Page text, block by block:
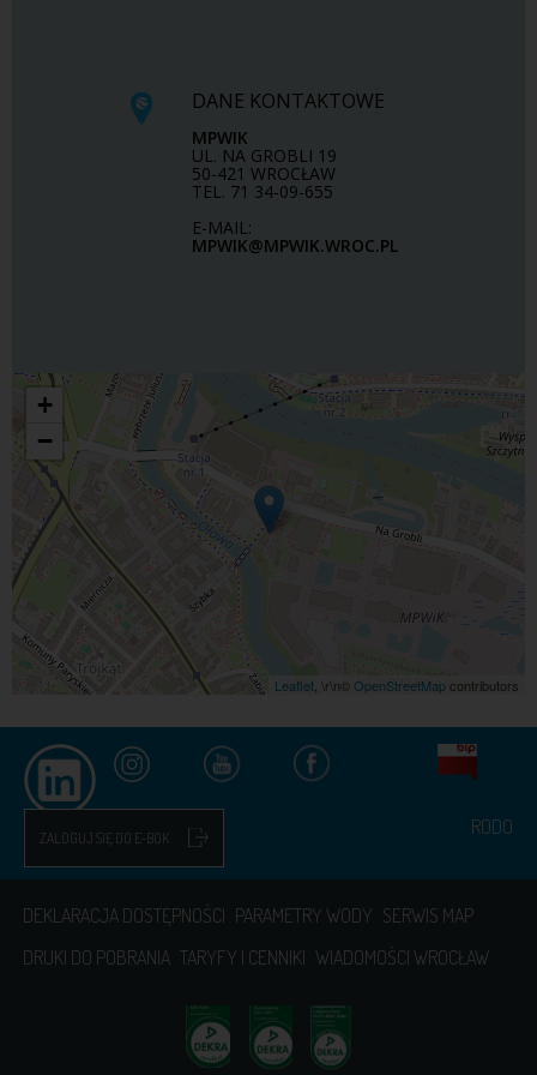
DANE KONTAKTOWE
MPWIK
UL. NA GROBLI 19
50-421 WROCŁAW
TEL. 71 34-09-655
E-MAIL:
MPWIK@MPWIK.WROC.PL
+
−
Leaflet, \r\n© OpenStreetMapcontributors
ZALOGUJ SIĘ DO E-BOK
DEKLARACJA DOSTĘPNOŚCI PARAMETRY WODY SERWIS MAP
DRUKI DO POBRANIA TARYFY I CENNIKI WIADOMOŚCI WROCŁAW
RODO